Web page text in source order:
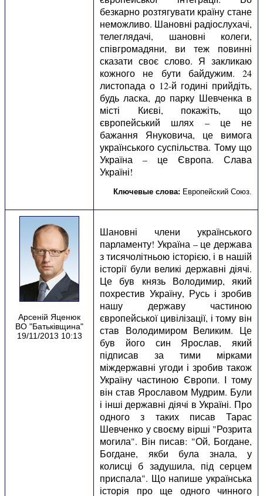
безкарно розтягувати країну стане
неможливо. Шановні радіослухачі,
телеглядачі, шановні колеги,
співгромадяни, ви теж повинні
сказати своє слово. Я закликаю
кожного не бути байдужим. 24
листопада о 12-й годині прийдіть,
будь ласка, до парку Шевченка в
місті Києві, покажіть, що
європейський шлях – це не
бажання Януковича, це вимога
українського суспільства. Тому що
Україна – це Європа. Слава
Україні!
Ключевые слова: Европейский Союз
Арсеній Яценюк
ВО "Батьківщина"
19/11/2013 10:13
Шановні члени українського
парламенту! Україна – це держава
з тисячолітньою історією, і в нашій
історії були великі державні діячі.
Це був князь Володимир, який
похрестив Україну, Русь і зробив
нашу державу частиною
європейської цивілізації, і тому він
став Володимиром Великим. Це
був його син Ярослав, який
підписав за тими мірками
міждержавні угоди і зробив також
Україну частиною Європи. І тому
він став Ярославом Мудрим. Були
і інші державні діячі в Україні. Про
одного з таких писав Тарас
Шевченко у своєму вірші "Розрита
могила". Він писав: "Ой, Богдане,
Богдане, якби була знала, у
колисці б задушила, під серцем
приспала". Що напише українська
історія про ще одного чинного